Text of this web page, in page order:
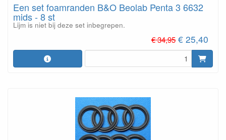
Een set foamranden B&O Beolab Penta 3 6632
mids - 8 st
Lijm is niet bij deze set inbegrepen.
€ 34,95 € 25,40